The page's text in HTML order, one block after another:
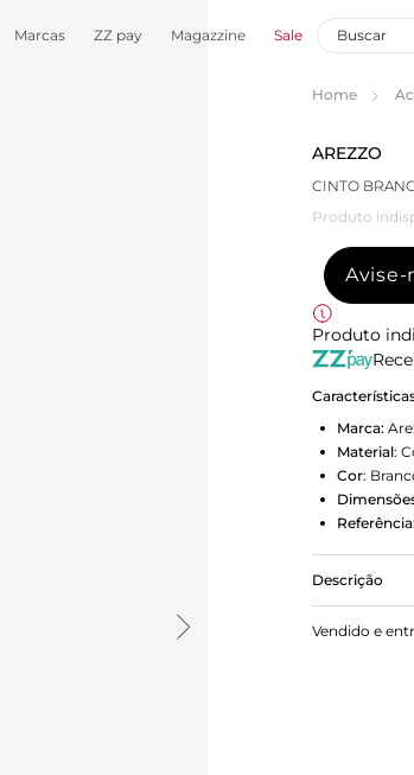
Marcas ZZ pay Magazzine Sale
Home
AREZZO
CINTO
Produto
Avise-
Produto
Marca:
Material:
Cor:
Referência:
Descrição
Cinto
interno
Vendido e